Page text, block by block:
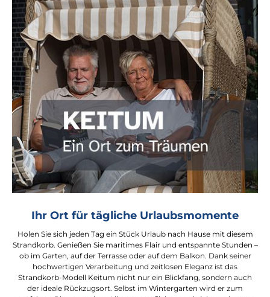
Ihr Ort für tägliche Urlaubsmomente
Holen Sie sich jeden Tag ein Stück Urlaub nach Hause mit diesem
Strandkorb. Genießen Sie maritimes Flair und entspannte Stunden –
ob im Garten, auf der Terrasse oder auf dem Balkon. Dank seiner
hochwertigen Verarbeitung und zeitlosen Eleganz ist das
Strandkorb-Modell Keitum nicht nur ein Blickfang, sondern auch
der ideale Rückzugsort. Selbst im Wintergarten wird er zum